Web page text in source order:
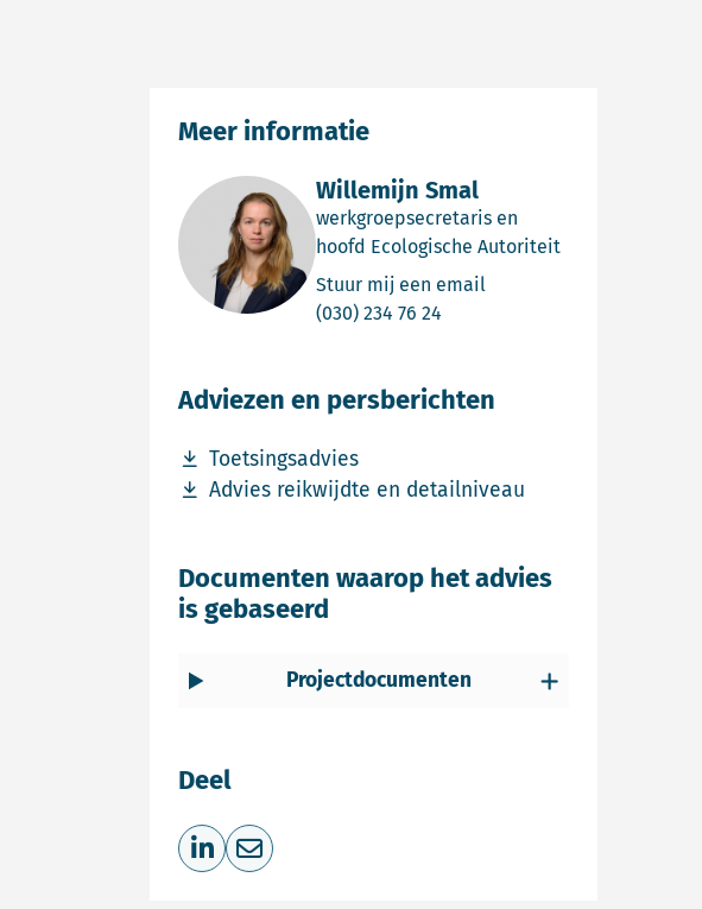
Willemijn Smal
werkgroepsecretaris en
hoofd Ecologische Autoriteit
Stuur mij een email
(030) 234 76 24
Meer informatie
Adviezen en persberichten
Toetsingsadvies
Download bestand Toetsingsadvies
Advies reikwijdte en detailniveau
Download bestand Advies reikwijdte en detailniveau
Documenten waarop het advies
is gebaseerd
Projectdocumenten
Deel
Deel op LinkedIn
Deel via e-mail